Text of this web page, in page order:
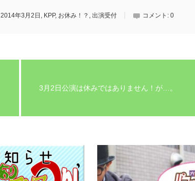
2014年3月2日 , KPP, お休み！？ , 出演受付 コメント: 0
3月2日公演は休みではありません！が…。